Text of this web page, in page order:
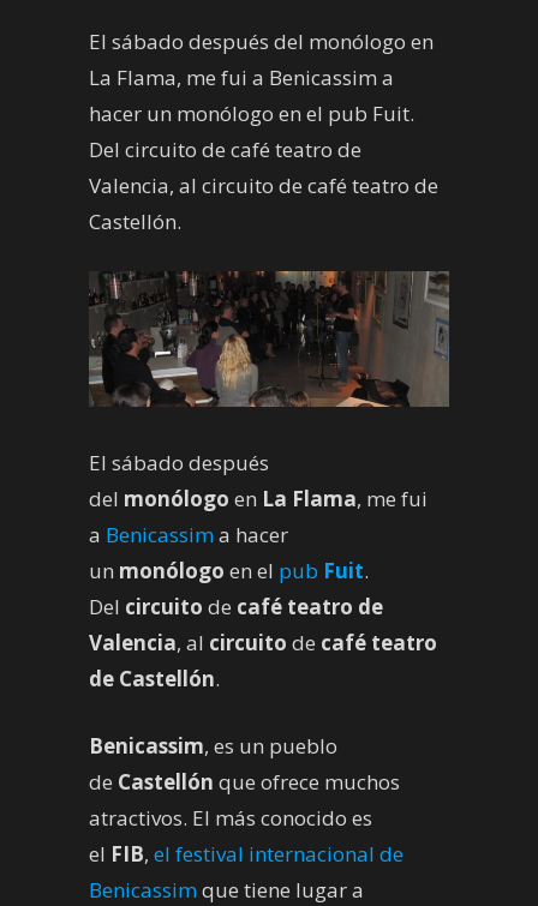
El sábado después del monólogo en
La Flama, me fui a Benicassim a
hacer un monólogo en el pub Fuit.
Del circuito de café teatro de
Valencia, al circuito de café teatro de
Castellón.
El sábado después
del monólogo en La Flama, me fui
a Benicassima hacer
un monólogo en el pub Fuit.
Del circuito de café teatro de
Valencia, al circuito de café teatro
de Castellón.
Benicassim, es un pueblo
de Castellón que ofrece muchos
atractivos. El más conocido es
el FIB, el festival internacional de
Benicassimque tiene lugar a